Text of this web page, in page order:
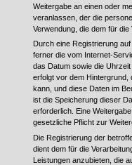
Weitergabe an einen oder
veranlassen, der die
Verwendung, die dem für
Durch eine Registrierung
ferner die vom Internet-
das Datum sowie die
erfolgt vor dem
kann, und diese Daten im
ist die Speicherung dieser
erforderlich. Eine
gesetzliche Pflicht zur
Die Registrierung der
dient dem für die
Leistungen anzubieten, die